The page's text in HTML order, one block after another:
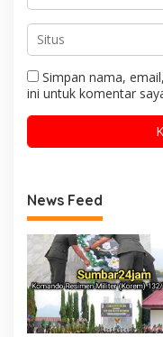
Simpan nama,
ini untuk komentar
News Feed